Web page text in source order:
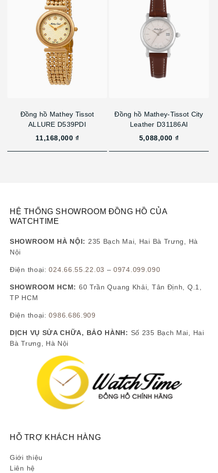
Đồng hồ Mathey Tissot
ALLURE D539PDI
11,168,000 ₫
Đồng hồ Mathey-Tissot City
Leather D31186AI
5,088,000 ₫
HỆ THỐNG SHOWROOM ĐỒNG HỒ CỦA
WATCHTIME
SHOWROOM HÀ NỘI: 235 Bạch Mai, Hai Bà Trưng, Hà
Nội
Điện thoại:024.66.55.22.03 –0974.099.090
SHOWROOM HCM: 60 Trần Quang Khải, Tân Định, Q.1,
TP HCM
Điện thoại:0986.686.909
DỊCH VỤ SỬA CHỮA, BẢO HÀNH: Số 235 Bạch Mai, Hai
Bà Trưng, Hà Nội
HỖ TRỢ KHÁCH HÀNG
Giới thiệu
Liên hệ